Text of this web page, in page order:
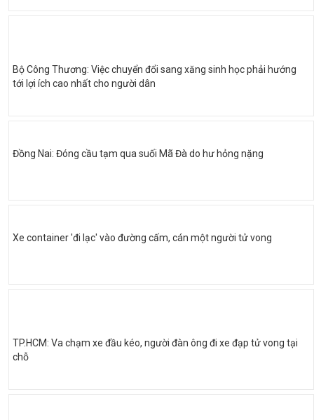
Bộ Công Thương: Việc chuyển đổi sang xăng sinh học phải hướng
tới lợi ích cao nhất cho người dân
Đồng Nai: Đóng cầu tạm qua suối Mã Đà do hư hỏng nặng
Xe container 'đi lạc' vào đường cấm, cán một người tử vong
TP.HCM: Va chạm xe đầu kéo, người đàn ông đi xe đạp tử vong tại
chỗ